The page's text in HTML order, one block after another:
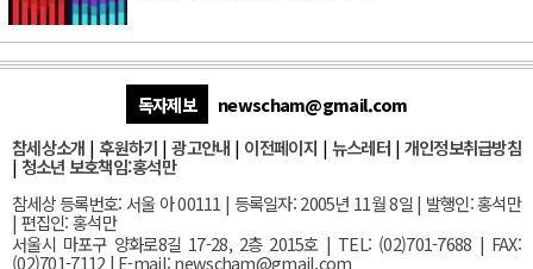
독자제보
newscham@gmail.com
참세상소개 | 후원하기 |광고안내 | 이전페이지 | 뉴스레터| 개인정보취급방침
| 청소년 보호책임:홍석만
참세상 등록번호: 서울 아 00111 | 등록일자: 2005년 11월 8일 | 발행인: 홍석만
| 편집인: 홍석만
서울시 마포구 양화로8길 17-28, 2층 2015호| TEL: (02)701-7688 | FAX:
(02)701-7112 | E-mail:newscham@gmail.com